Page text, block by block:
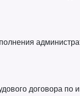
договора по